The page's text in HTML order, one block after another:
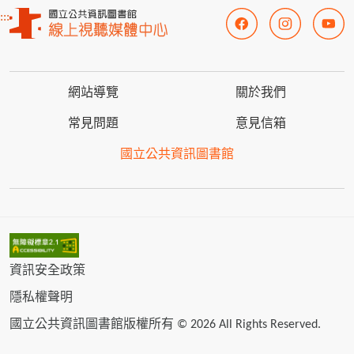
:::
網站導覽 關於我們
常見問題 意見信箱
國立公共資訊圖書館
資訊安全政策
隱私權聲明
國立公共資訊圖書館版權所有 © 2026 All Rights Reserved.